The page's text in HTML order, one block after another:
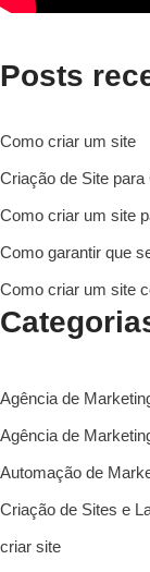
Posts
Como criar um site
Criação de Site
Como criar um site
Como garantir que
Como criar um site
Agência de
Agência de
Automação de
Criação de Sites e
criar site